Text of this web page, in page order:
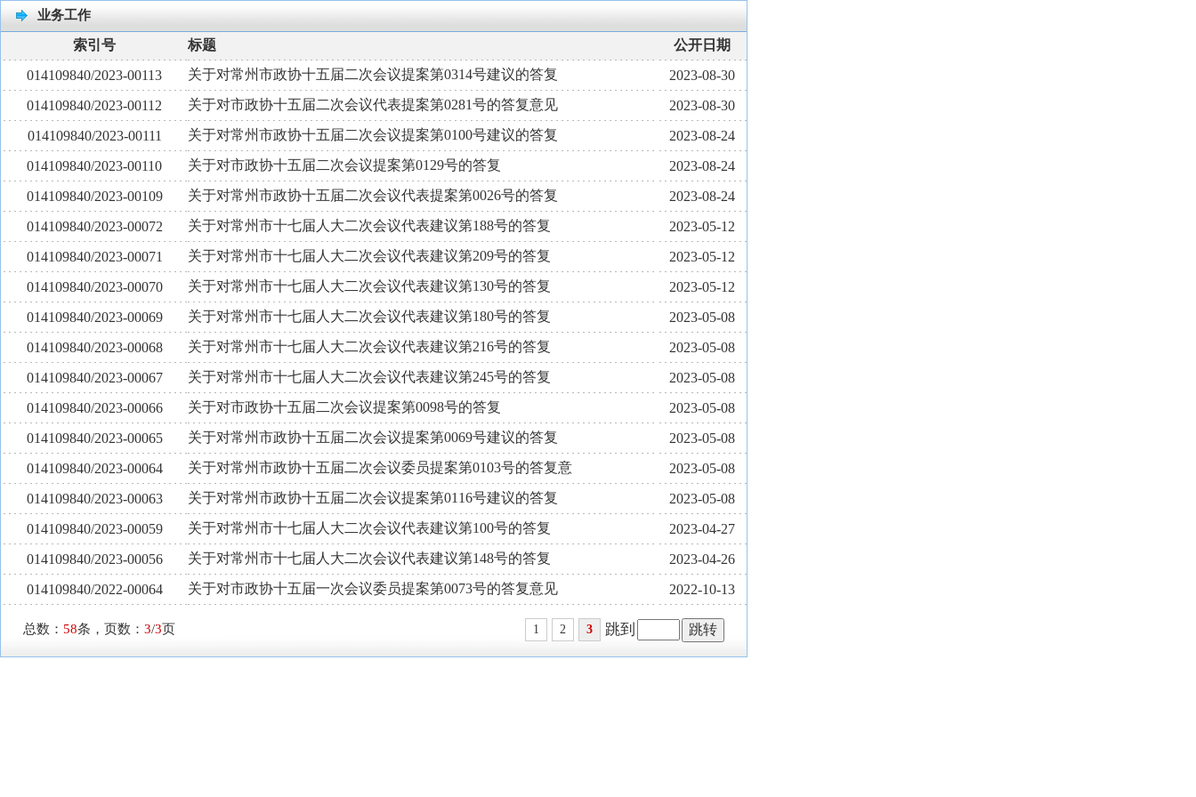
业务工作
索引号 标题
公开日期
014109840/2023-00113
关于对常州市政协十五届二次会议提案第0314号建议的答复
2023-08-30
014109840/2023-00112
关于对市政协十五届二次会议代表提案第0281号的答复意见
2023-08-30
014109840/2023-00111
关于对常州市政协十五届二次会议提案第0100号建议的答复
2023-08-24
014109840/2023-00110
关于对市政协十五届二次会议提案第0129号的答复
2023-08-24
014109840/2023-00109
关于对常州市政协十五届二次会议代表提案第0026号的答复
2023-08-24
014109840/2023-00072
关于对常州市十七届人大二次会议代表建议第188号的答复
2023-05-12
014109840/2023-00071
关于对常州市十七届人大二次会议代表建议第209号的答复
2023-05-12
014109840/2023-00070
关于对常州市十七届人大二次会议代表建议第130号的答复
2023-05-12
014109840/2023-00069
关于对常州市十七届人大二次会议代表建议第180号的答复
2023-05-08
014109840/2023-00068
关于对常州市十七届人大二次会议代表建议第216号的答复
2023-05-08
014109840/2023-00067
关于对常州市十七届人大二次会议代表建议第245号的答复
2023-05-08
014109840/2023-00066
关于对市政协十五届二次会议提案第0098号的答复
2023-05-08
014109840/2023-00065
关于对常州市政协十五届二次会议提案第0069号建议的答复
2023-05-08
014109840/2023-00064
关于对常州市政协十五届二次会议委员提案第0103号的答复意
2023-05-08
014109840/2023-00063
关于对常州市政协十五届二次会议提案第0116号建议的答复
2023-05-08
014109840/2023-00059
关于对常州市十七届人大二次会议代表建议第100号的答复
2023-04-27
014109840/2023-00056
关于对常州市十七届人大二次会议代表建议第148号的答复
2023-04-26
014109840/2022-00064
关于对市政协十五届一次会议委员提案第0073号的答复意见 2022-10-13
总数： 58条，页数： 3/3页 1 2 3 跳到